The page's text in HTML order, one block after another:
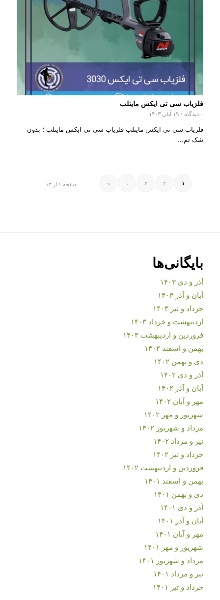
فلزیاب سی تی ایکس ماینلب
۰ دیدگاه / ۱۹ آبان ۱۴۰۳
فلزیاب سی تی ایکس ماینلب فلزیاب سی تی ایکس ماینلب ؛ بدون
شک تم…
صفحه ۱ از ۱۳ ۱ ۲ ۳ ›
»
بایگانی‌ها
آذر و دی ۱۴۰۳
آبان و آذر ۱۴۰۳
خرداد و تیر ۱۴۰۳
اردیبهشت و خرداد ۱۴۰۳
فروردین و اردیبهشت ۱۴۰۳
بهمن و اسفند ۱۴۰۲
دی و بهمن ۱۴۰۲
آذر و دی ۱۴۰۲
آبان و آذر ۱۴۰۲
مهر و آبان ۱۴۰۲
شهریور و مهر ۱۴۰۲
مرداد و شهریور ۱۴۰۲
تیر و مرداد ۱۴۰۲
خرداد و تیر ۱۴۰۲
فروردین و اردیبهشت ۱۴۰۲
بهمن و اسفند ۱۴۰۱
دی و بهمن ۱۴۰۱
آذر و دی ۱۴۰۱
آبان و آذر ۱۴۰۱
مهر و آبان ۱۴۰۱
شهریور و مهر ۱۴۰۱
مرداد و شهریور ۱۴۰۱
تیر و مرداد ۱۴۰۱
خرداد و تیر ۱۴۰۱